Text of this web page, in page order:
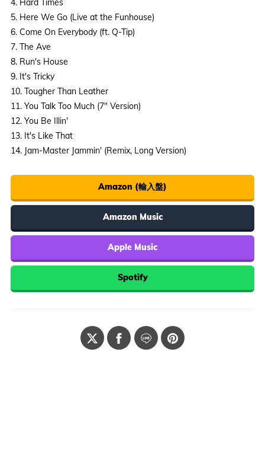
4. Hard Times
5. Here We Go (Live at the Funhouse)
6. Come On Everybody (ft. Q-Tip)
7. The Ave
8. Run's House
9. It's Tricky
10. Tougher Than Leather
11. You Talk Too Much (7" Version)
12. You Be Illin'
13. It's Like That
14. Jam-Master Jammin' (Remix, Long Version)
Amazon (輸入盤)
Amazon Music
Apple Music
Spotify